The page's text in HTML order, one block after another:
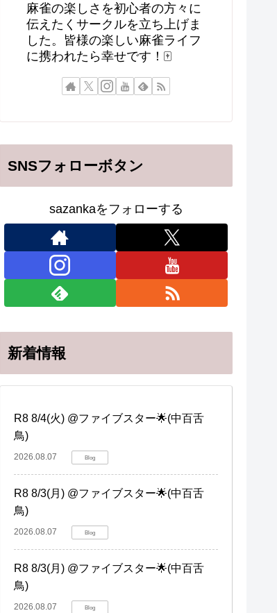
麻雀の楽しさを初心者の方々に
伝えたくサークルを立ち上げま
した。皆様の楽しい麻雀ライフ
に携われたら幸せです！🀄
SNSフォローボタン
sazankaをフォローする
新着情報
R8 8/4(火) @ファイブスター🌟(中百舌
鳥)
2026.08.07 Blog
R8 8/3(月) @ファイブスター🌟(中百舌
鳥)
2026.08.07 Blog
R8 8/3(月) @ファイブスター🌟(中百舌
鳥)
2026.08.07 Blog